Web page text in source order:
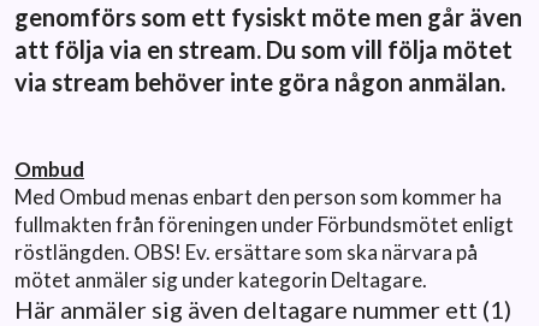
genomförs som ett fysiskt möte men går även
att följa via en stream. Du som vill följa mötet
via stream behöver inte göra någon anmälan.
Ombud
Med Ombud menas enbart den person som kommer ha
fullmakten från föreningen under Förbundsmötet enligt
röstlängden. OBS! Ev. ersättare som ska närvara på
mötet anmäler sig under kategorin Deltagare.
Här anmäler sig även deltagare nummer ett (1)